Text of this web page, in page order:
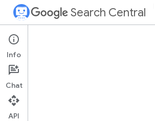
Search Central
Documentation
Concetti fondamentali della SEO
Info
Chat
API